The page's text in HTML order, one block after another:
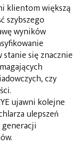
klientom większą
szybszego
wyników
się znacznie
czy
ujawni kolejne
ulepszeń